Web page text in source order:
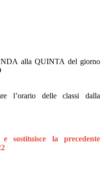
alla QUINTA del giorno
l’orario delle classi dalla
sostituisce la precedente